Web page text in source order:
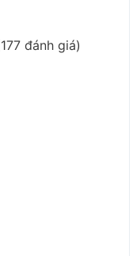
đánh giá)